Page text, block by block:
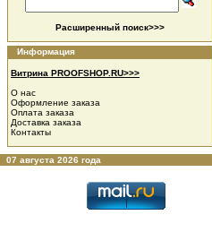
Расширенный поиск>>>
Информация
Витрина PROOFSHOP.RU>>>
О нас
Оформление заказа
Оплата заказа
Доставка заказа
Контакты
07 августа 2026 года